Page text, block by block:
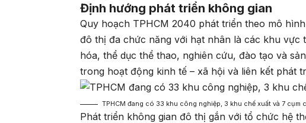
Định hướng phát triển không gian
Quy hoạch TPHCM 2040 phát triển theo mô
đô thị đa chức năng với hạt nhân là các khu vực
hóa, thể dục thể thao, nghiên cứu, đào tạo và
trong hoạt động kinh tế – xã hội và liên kết phát
TPHCM đang có 33 khu công nghiệp, 3 khu chế xuất và 7 cụm
Phát triển không gian đô thị gắn với tổ chức hệ